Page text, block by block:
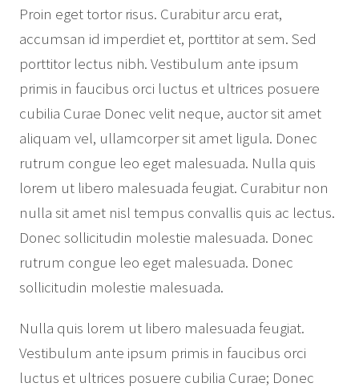
Proin eget tortor risus. Curabitur arcu erat,
accumsan id imperdiet et, porttitor at sem. Sed
porttitor lectus nibh. Vestibulum ante ipsum
primis in faucibus orci luctus et ultrices posuere
cubilia Curae Donec velit neque, auctor sit amet
aliquam vel, ullamcorper sit amet ligula. Donec
rutrum congue leo eget malesuada. Nulla quis
lorem ut libero malesuada feugiat. Curabitur non
nulla sit amet nisl tempus convallis quis ac lectus.
Donec sollicitudin molestie malesuada. Donec
rutrum congue leo eget malesuada. Donec
sollicitudin molestie malesuada.
Nulla quis lorem ut libero malesuada feugiat.
Vestibulum ante ipsum primis in faucibus orci
luctus et ultrices posuere cubilia Curae; Donec